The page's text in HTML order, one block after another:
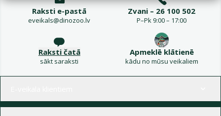
Raksti e-pastā
eveikals@dinozoo.lv
Zvani – 26 100 502
P–Pk 9:00 – 17:00
Raksti čatā
sākt saraksti
Apmeklē klātienē
kādu no mūsu veikaliem